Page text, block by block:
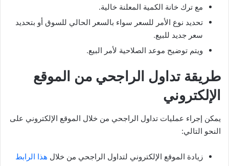
مع ترك خانة الكمية المعلنة خالية.
تحديد نوع الأمر للسعر سواء بالسعر الحالي للسوق أو بتحديد
سعر جديد للبيع.
ويتم توضيح موعد الصلاحية لأمر البيع.
طريقة تداول الراجحي من الموقع
الإلكتروني
يمكن إجراء عمليات تداول الراجحي من خلال الموقع الإلكتروني على
النحو التالي:
زيادة الموقع الإلكتروني لتداول الراجحي من خلال هذا الرابط